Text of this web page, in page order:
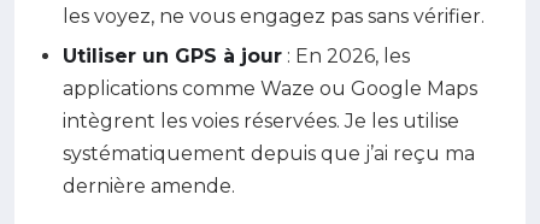
les voyez, ne vous engagez pas sans vérifier.
Utiliser un GPS à jour : En 2026, les
applications comme Waze ou Google Maps
intègrent les voies réservées. Je les utilise
systématiquement depuis que j’ai reçu ma
dernière amende.